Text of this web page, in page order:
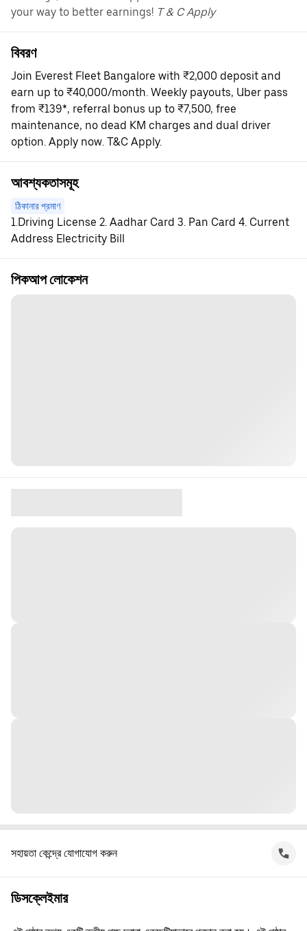
your way to better earnings! T & C Apply
বিবরণ
Join Everest Fleet Bangalore with ₹2,000 deposit and
earn up to ₹40,000/month. Weekly payouts, Uber pass
from ₹139*, referral bonus up to ₹7,500, free
maintenance, no dead KM charges and dual driver
option. Apply now. T&C Apply.
আবশ্যকতাসমূহ
ঠিকানার প্রমাণ
1.Driving License 2. Aadhar Card 3. Pan Card 4. Current
Address Electricity Bill
পিকআপ লোকেশন
সহায়তা কেন্দ্রে যোগাযোগ করুন
ডিসক্লেইমার